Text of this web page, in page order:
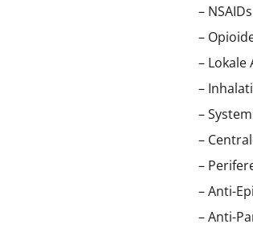
– NSAIDs
–
– Lokale
–
–
–
–
– Anti-
– Anti-